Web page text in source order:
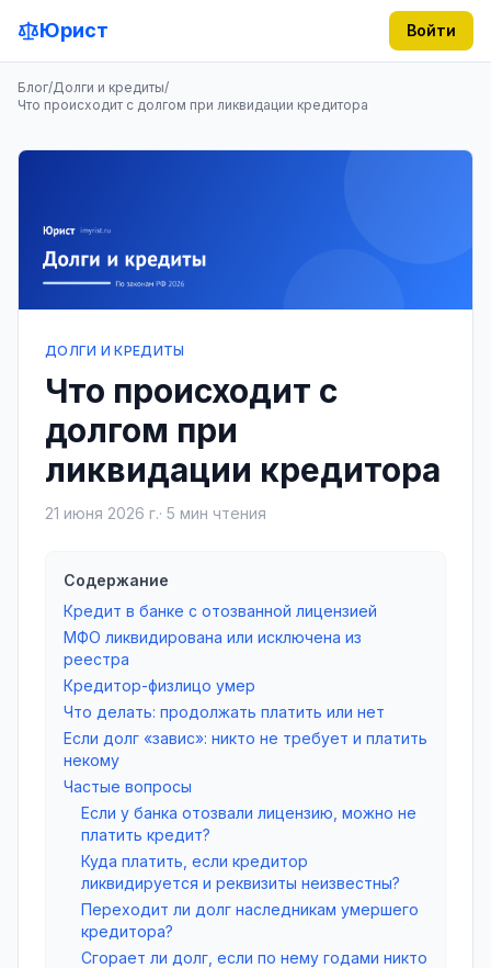
Юрист Войти
Блог/Долги и кредиты/
Что происходит с долгом при ликвидации кредитора
ДОЛГИ И КРЕДИТЫ
Что происходит с
долгом при
ликвидации кредитора
21 июня 2026 г.· 5 мин чтения
Содержание
Кредит в банке с отозванной лицензией
МФО ликвидирована или исключена из
реестра
Кредитор-физлицо умер
Что делать: продолжать платить или нет
Если долг «завис»: никто не требует и платить
некому
Частые вопросы
Если у банка отозвали лицензию, можно не
платить кредит?
Куда платить, если кредитор
ликвидируется и реквизиты неизвестны?
Переходит ли долг наследникам умершего
кредитора?
Сгорает ли долг, если по нему годами никто